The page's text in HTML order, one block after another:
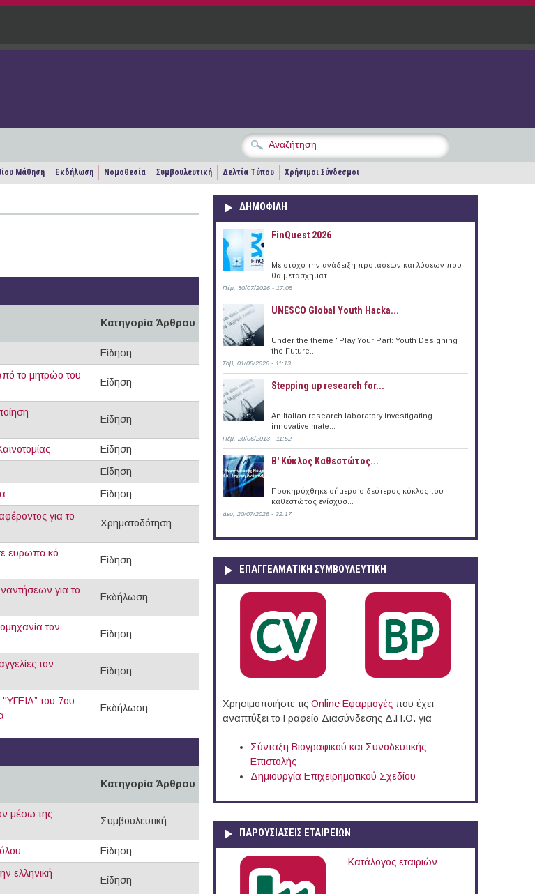
Μάθηση Εκδήλωση Νομοθεσία Συμβουλευτική Δελτία Τύπου Χρήσιμοι Σύνδεσμοι
Κατηγορία Άρθρου
Είδηση
το μητρώο του
Είδηση
Είδηση
Είδηση
Είδηση
Είδηση
για το
Χρηματοδότηση
ευρωπαϊκό
Είδηση
για το
Εκδήλωση
τον
Είδηση
τον
Είδηση
του 7ου
Εκδήλωση
Κατηγορία Άρθρου
μέσω της
Συμβουλευτική
Είδηση
ελληνική
Είδηση
ΔΗΜΟΦΙΛΗ
FinQuest 2026
Με στόχο την ανάδειξη προτάσεων και λύσεων που
θα μετασχηματ...
Πέμ, 30/07/2026 - 17:05
UNESCO Global Youth Hacka...
Under the theme "Play Your Part: Youth Designing
the Future...
Σάβ, 01/08/2026 - 11:13
Stepping up research for...
An Italian research laboratory investigating
innovative mate...
Πέμ, 20/06/2013 - 11:52
B' Κύκλος Καθεστώτος...
Προκηρύχθηκε σήμερα ο δεύτερος κύκλος του
καθεστώτος ενίσχυσ...
Δευ, 20/07/2026 - 22:17
ΕΠΑΓΓΕΛΜΑΤΙΚΉ ΣΥΜΒΟΥΛΕΥΤΙΚΉ
Χρησιμοποιήστε τις Online Eφαρμογές που έχει
αναπτύξει το Γραφείο Διασύνδεσης Δ.Π.Θ. για
Σύνταξη Βιογραφικού και Συνοδευτικής
Επιστολής
Δημιουργία Επιχειρηματικού Σχεδίου
ΠΑΡΟΥΣΙΆΣΕΙΣ ΕΤΑΙΡΕΙΏΝ
Κατάλογος εταιριών